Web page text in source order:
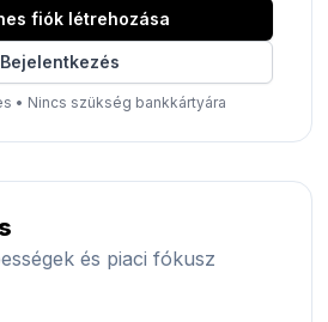
fiók létrehozása
Bejelentkezés
• Nincs szükség bankkártyára
és piaci fókusz